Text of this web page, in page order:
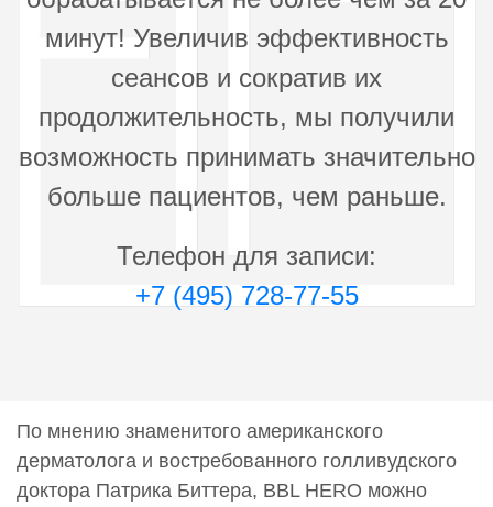
Фотоомоложение ББЛ (BBL) Спина (поясничная
20 500 руб.
Фотоомоложение ББЛ (BBL) Шея
24 900 руб.
Фотоомоложение ББЛ (BBL) Щеки
0002602
Фотоомоложение ББЛ (BBL) Лицо,декольте
42 500 руб.
минут! Увеличив эффективность
сеансов и сократив их
продолжительность, мы получили
возможность принимать значительно
больше пациентов, чем раньше.
Телефон для записи:
+7 (495) 728-77-55
По мнению знаменитого американского
дерматолога и востребованного голливудского
доктора Патрика Биттера, BBL HERO можно